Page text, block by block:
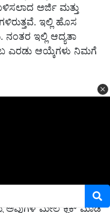
ಅರ್ಜಿ ಮತ್ತು
ಇಲ್ಲಿ ಹೊಸ
ಇಲ್ಲಿ ಆದ್ಯತಾ
ಎರಡು ಆಯ್ಕೆಗಳು ನಿಮಗೆ
ಅವುಗಳ ಮೇಲೆ ಕ್ಲಿಕ್ ಮಾಡಿ